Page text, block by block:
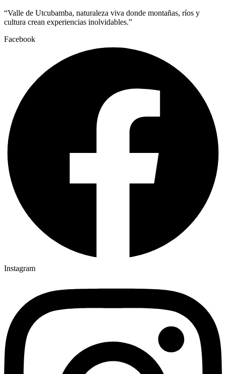
“Valle de Utcubamba, naturaleza viva donde montañas, ríos y
cultura crean experiencias inolvidables.”
Facebook
Instagram